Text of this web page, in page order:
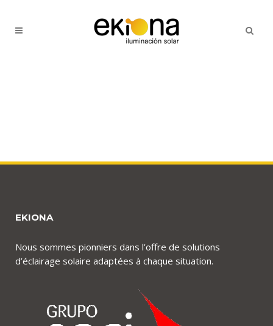
EKIONA
Nous sommes pionniers dans l’offre de solutions
d’éclairage solaire adaptées à chaque situation.